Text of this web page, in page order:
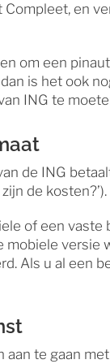
en
om een
is het ook
ING te
de ING
de kosten?’).
of een vaste
versie
Als u al een
te gaan